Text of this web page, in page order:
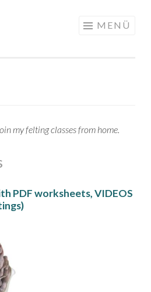
MENÜ
my felting classes from home.
PDF worksheets, VIDEOS